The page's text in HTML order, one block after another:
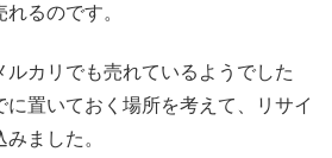
るのです。
カリでも売れているようでした
に置いておく場所を考えて、リサイ
ました。